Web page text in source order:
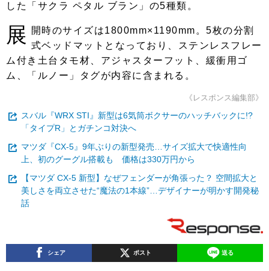
した「サクラ ペタル ブラン」の5種類。
展
開時のサイズは1800mm×1190mm。5枚の分割
式ベッドマットとなっており、ステンレスフレー
ム付き土台タモ材、アジャスターフット、緩衝用ゴ
ム、「ルノー」タグが内容に含まれる。
《レスポンス編集部》
スバル『WRX STI』新型は6気筒ボクサーのハッチバックに!?
「タイプR」とガチンコ対決へ
マツダ『CX-5』9年ぶりの新型発売…サイズ拡大で快適性向
上、初のグーグル搭載も 価格は330万円から
【マツダ CX-5 新型】なぜフェンダーが角張った？ 空間拡大と
美しさを両立させた“魔法の1本線”…デザイナーが明かす開発秘
話
シェア ポスト 送る